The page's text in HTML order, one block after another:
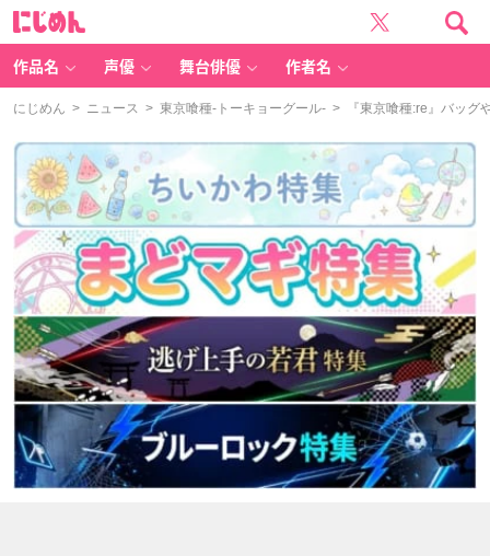
作品名 声優 舞台俳優 作者名
にじめん > ニュース > 東京喰種-トーキョーグール- > 『東京喰種:re』バッグ